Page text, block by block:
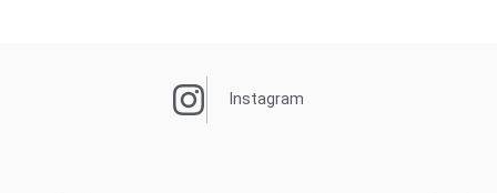
Instagram